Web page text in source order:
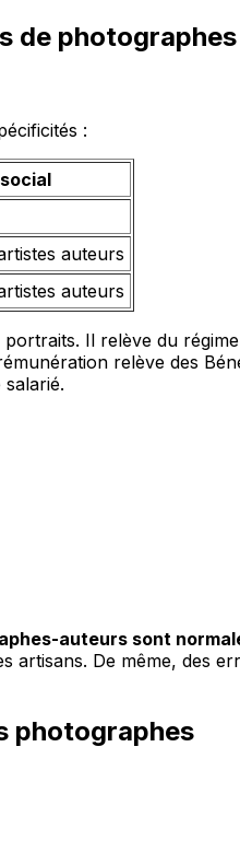
de photographes
:
auteurs
auteurs
Il relève du
relève des
auteurs sont
De même, des
photographes